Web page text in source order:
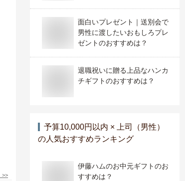
>>
面白いプレゼント｜送別会で
男性に渡したいおもしろプレ
ゼントのおすすめは？
退職祝いに贈る上品なハンカ
チギフトのおすすめは？
予算10,000円以内 × 上司（男性）
の人気おすすめランキング
伊藤ハムのお中元ギフトのお
すすめは？